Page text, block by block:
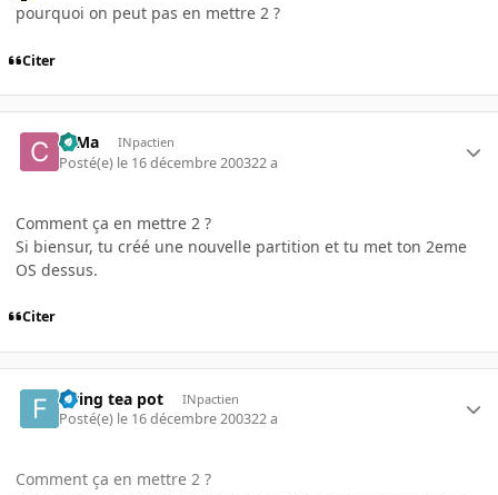
pourquoi on peut pas en mettre 2 ?
Citer
c0Ma INpactien
Posté(e) le 16 décembre 200322 a
Comment ça en mettre 2 ?
Si biensur, tu créé une nouvelle partition et tu met ton 2eme
OS dessus.
Citer
flying tea pot INpactien
Posté(e) le 16 décembre 200322 a
Comment ça en mettre 2 ?